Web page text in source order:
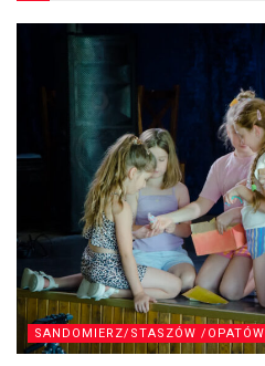
SANDOMIERZ/STASZÓW /OPATÓW